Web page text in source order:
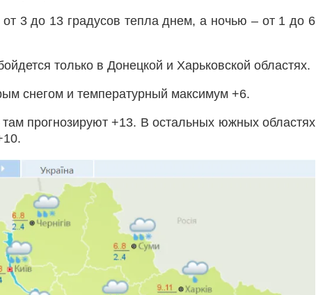
3 до 13 градусов тепла днем, а ночью – от 1 до 6
только в Донецкой и Харьковской областях.
снегом и температурный максимум +6.
прогнозируют +13. В остальных южных областях